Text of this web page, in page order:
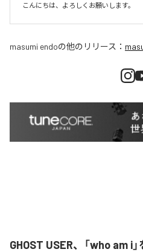
こんにちは、よろしくお願いします。
masumi endoの他のリリース：
GHOST USER、「who am i